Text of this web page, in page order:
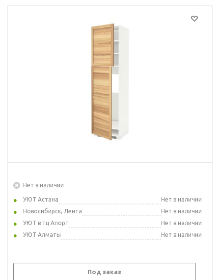
Нет в наличии
УЮТ Астана
Нет в наличии
Новосибирск, Лента
Нет в наличии
УЮТ в тц Апорт
Нет в наличии
УЮТ Алматы
Нет в наличии
Под заказ